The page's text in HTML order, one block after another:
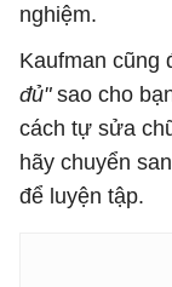
nghiệm.
Kaufman cũng
đủ" sao cho
cách tự sửa
hãy chuyển
để luyện tập.